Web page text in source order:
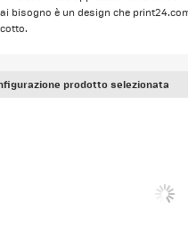
bisogno è un design che
prodotto selezionata